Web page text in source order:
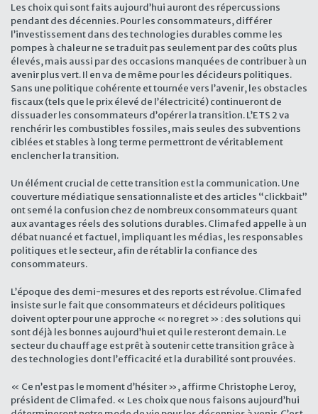
Les choix qui sont faits aujourd’hui auront des répercussions
pendant des décennies. Pour les consommateurs, différer
l’investissement dans des technologies durables comme les
pompes à chaleur ne se traduit pas seulement par des coûts plus
élevés, mais aussi par des occasions manquées de contribuer à un
avenir plus vert. Il en va de même pour les décideurs politiques.
Sans une politique cohérente et tournée vers l’avenir, les obstacles
fiscaux (tels que le prix élevé de l’électricité) continueront de
dissuader les consommateurs d’opérer la transition. L’ETS 2 va
renchérir les combustibles fossiles, mais seules des subventions
ciblées et stables à long terme permettront de véritablement
enclencher la transition.
Un élément crucial de cette transition est la communication. Une
couverture médiatique sensationnaliste et des articles “clickbait”
ont semé la confusion chez de nombreux consommateurs quant
aux avantages réels des solutions durables. Climafed appelle à un
débat nuancé et factuel, impliquant les médias, les responsables
politiques et le secteur, afin de rétablir la confiance des
consommateurs.
L’époque des demi-mesures et des reports est révolue. Climafed
insiste sur le fait que consommateurs et décideurs politiques
doivent opter pour une approche « no regret » : des solutions qui
sont déjà les bonnes aujourd’hui et qui le resteront demain. Le
secteur du chauffage est prêt à soutenir cette transition grâce à
des technologies dont l’efficacité et la durabilité sont prouvées.
« Ce n’est pas le moment d’hésiter », affirme Christophe Leroy,
président de Climafed. « Les choix que nous faisons aujourd’hui